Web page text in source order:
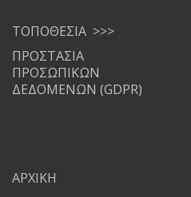
ΤΟΠΟΘΕΣΙΑ >>>
ΠΡΟΣΤΑΣΙΑ
ΠΡΟΣΩΠΙΚΩΝ
ΔΕΔΟΜΕΝΩΝ (GDPR)
ΑΡΧΙΚΗ